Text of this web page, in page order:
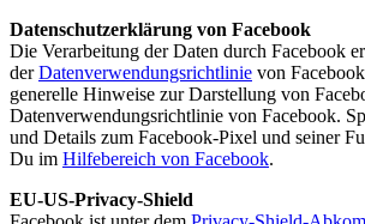
Datenschutzerklärung von Facebook
Die Verarbeitung der Daten durch Facebook
derDatenverwendungsrichtlinie von
generelle Hinweise zur Darstellung von
Datenverwendungsrichtlinie von Facebook.
und Details zum Facebook-Pixel und seiner
Du im Hilfebereich von Facebook.
EU-US-Privacy-Shield